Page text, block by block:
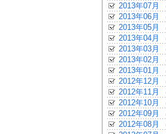
2013年07月
2013年06月
2013年05月
2013年04月
2013年03月
2013年02月
2013年01月
2012年12月
2012年11月
2012年10月
2012年09月
2012年08月